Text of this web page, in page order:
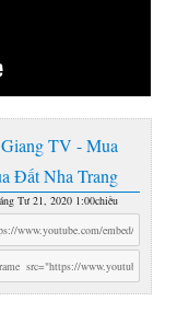
TV - Mua
Đất Nha Trang
Tư 21, 2020 1:00chiều